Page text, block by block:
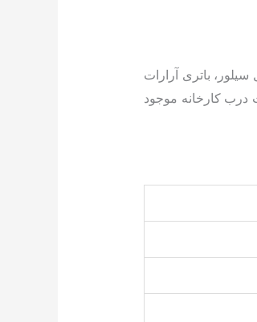
سیلور، باتری آرارات
و نصب رایگان در سراسر مناطق 22 گانه تهران به قیمت درب کارخانه موجود